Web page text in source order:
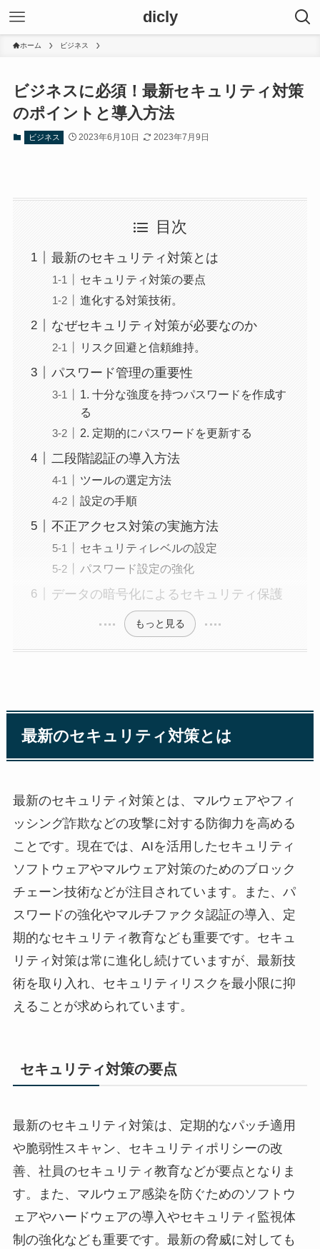
dicly
ホーム ビジネス
ビジネスに必須！最新セキュリティ対策
のポイントと導入方法
ビジネス 2023年6月10日 2023年7月9日
目次
最新のセキュリティ対策とは
セキュリティ対策の要点
進化する対策技術。
なぜセキュリティ対策が必要なのか
リスク回避と信頼維持。
パスワード管理の重要性
1. 十分な強度を持つパスワードを作成す
る
2. 定期的にパスワードを更新する
二段階認証の導入方法
ツールの選定方法
設定の手順
不正アクセス対策の実施方法
セキュリティレベルの設定
パスワード設定の強化
データの暗号化によるセキュリティ保護
もっと見る
最新のセキュリティ対策とは
最新のセキュリティ対策とは、マルウェアやフィ
ッシング詐欺などの攻撃に対する防御力を高める
ことです。現在では、AIを活用したセキュリティ
ソフトウェアやマルウェア対策のためのブロック
チェーン技術などが注目されています。また、パ
スワードの強化やマルチファクタ認証の導入、定
期的なセキュリティ教育なども重要です。セキュ
リティ対策は常に進化し続けていますが、最新技
術を取り入れ、セキュリティリスクを最小限に抑
えることが求められています。
セキュリティ対策の要点
最新のセキュリティ対策は、定期的なパッチ適用
や脆弱性スキャン、セキュリティポリシーの改
善、社員のセキュリティ教育などが要点となりま
す。また、マルウェア感染を防ぐためのソフトウ
ェアやハードウェアの導入やセキュリティ監視体
制の強化なども重要です。最新の脅威に対しても